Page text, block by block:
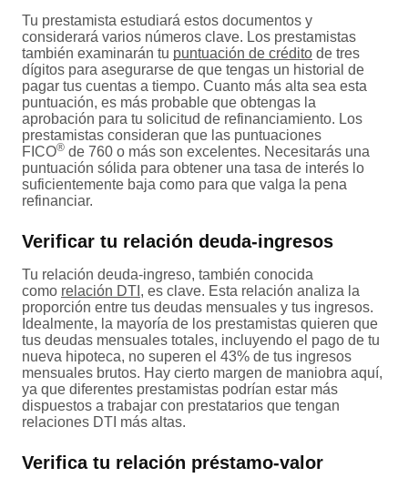
Tu prestamista estudiará estos documentos y
considerará varios números clave. Los prestamistas
también examinarán tu puntuación de crédito de tres
dígitos para asegurarse de que tengas un historial de
pagar tus cuentas a tiempo. Cuanto más alta sea esta
puntuación, es más probable que obtengas la
aprobación para tu solicitud de refinanciamiento. Los
prestamistas consideran que las puntuaciones
FICO® de 760 o más son excelentes. Necesitarás una
puntuación sólida para obtener una tasa de interés lo
suficientemente baja como para que valga la pena
refinanciar.
Verificar tu relación deuda-ingresos
Tu relación deuda-ingreso, también conocida
como relación DTI , es clave. Esta relación analiza la
proporción entre tus deudas mensuales y tus ingresos.
Idealmente, la mayoría de los prestamistas quieren que
tus deudas mensuales totales, incluyendo el pago de tu
nueva hipoteca, no superen el 43% de tus ingresos
mensuales brutos. Hay cierto margen de maniobra aquí,
ya que diferentes prestamistas podrían estar más
dispuestos a trabajar con prestatarios que tengan
relaciones DTI más altas.
Verifica tu relación préstamo-valor